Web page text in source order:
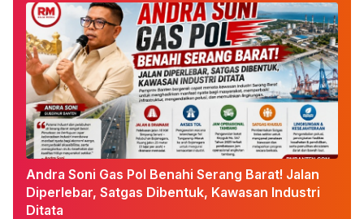
Andra Soni Gas Pol Benahi Serang Barat! Jalan
Diperlebar, Satgas Dibentuk, Kawasan Industri
Ditata